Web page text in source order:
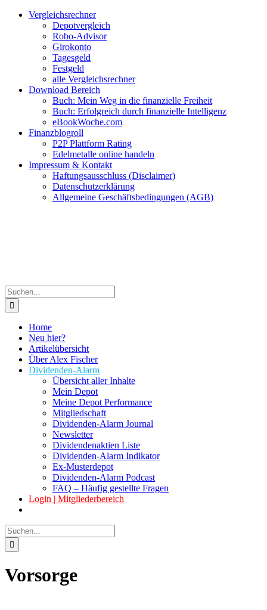
Zum
Facebook
Twitter
Instagram
Pinterest
YouTubeVergleichsrechner
Depotvergleich
Robo-Advisor
Girokonto
Tagesgeld
Festgeld
alle Vergleichsrechner
Download Bereich
Buch: Mein Weg in die finanzielle Freiheit
Buch: Erfolgreich durch finanzielle Intelligenz
eBookWoche.com
Finanzblogroll
P2P Plattform Rating
Edelmetalle online handeln
Impressum & Kontakt
Haftungsausschluss (Disclaimer)
Datenschutzerklärung
Allgemeine Geschäftsbedingungen (AGB)
Suche
nach:
Home
Neu hier?
Artikelübersicht
Über Alex Fischer
Dividenden-Alarm
Übersicht aller Inhalte
Mein Depot
Meine Depot Performance
Mitgliedschaft
Dividenden-Alarm Journal
Newsletter
Dividendenaktien Liste
Dividenden-Alarm Indikator
Ex-Musterdepot
Dividenden-Alarm Podcast
FAQ – Häufig gestellte Fragen
Login | Mitgliederbereich
Suche
nach:
Vorsorge